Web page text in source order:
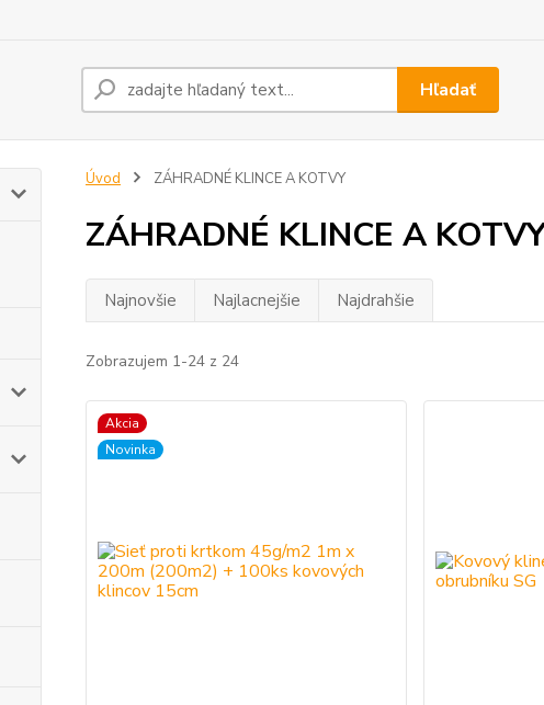
Hľadať
Úvod ZÁHRADNÉ KLINCE A KOTVY
ZÁHRADNÉ KLINCE A
Najnovšie Najlacnejšie Najdrahšie
Zobrazujem 1-24 z 24
Akcia
Novinka